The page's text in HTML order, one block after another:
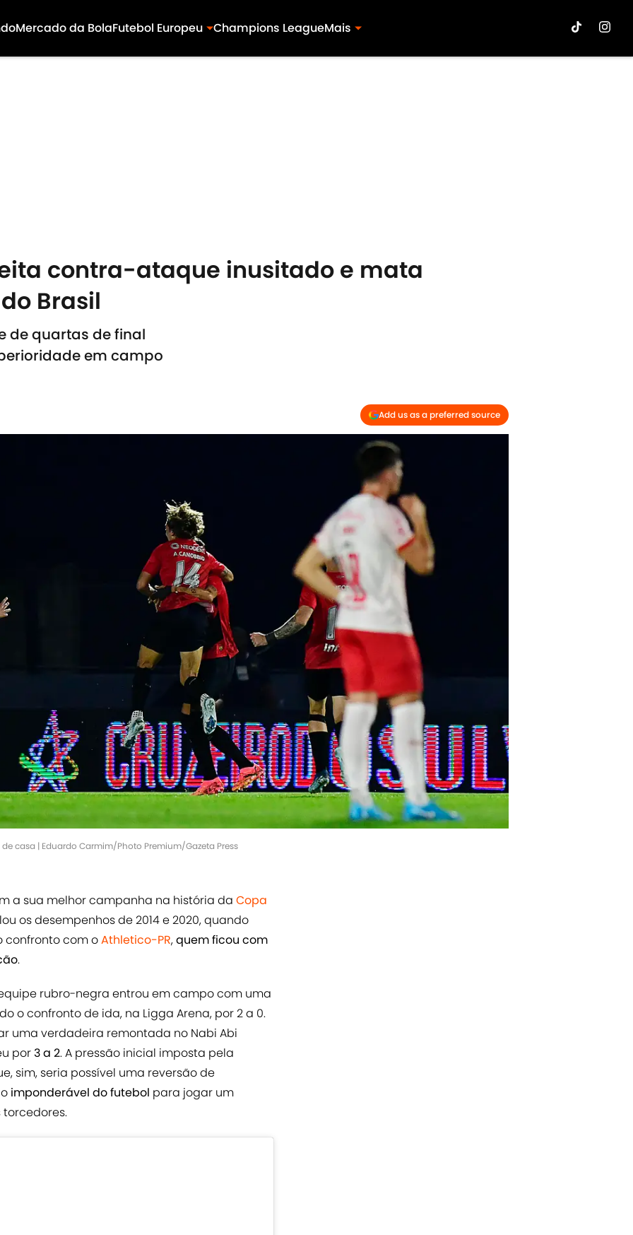
Mercado da BolaFutebol Europeu Champions LeagueMais
contra-ataque inusitado e mata
Brasil
de quartas de final
em campo
Add us as a preferred source
casa | Eduardo Carmim/Photo Premium/Gazeta Press
a sua melhor campanha na história da Copa
os desempenhos de 2014 e 2020, quando
confronto com oAthletico-PR,quem ficou com
.
rubro-negra entrou em campo com uma
o confronto de ida, na Ligga Arena, por 2 a 0.
uma verdadeira remontada no Nabi Abi
por 3 a 2. A pressão inicial imposta pela
sim, seria possível uma reversão de
imponderável do futebol para jogar um